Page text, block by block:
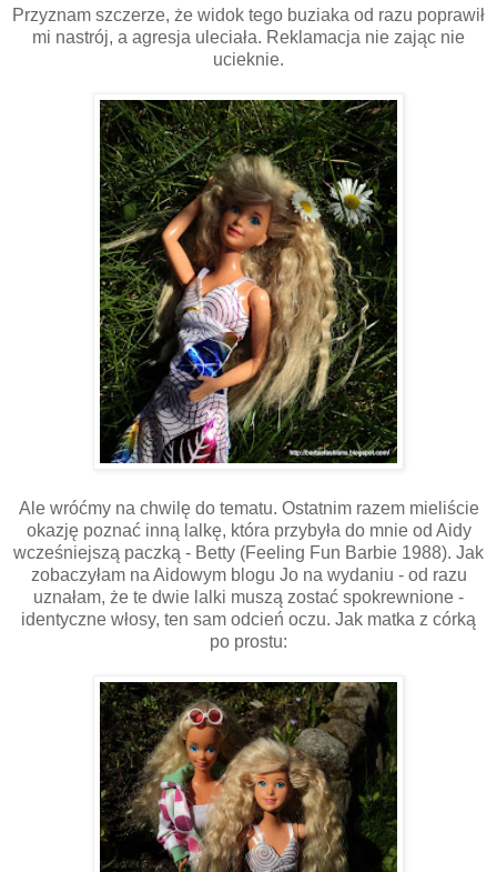
Przyznam szczerze, że widok tego buziaka od razu poprawił
mi nastrój, a agresja uleciała. Reklamacja nie zając nie
ucieknie.
Ale wróćmy na chwilę do tematu. Ostatnim razem mieliście
okazję poznać inną lalkę, która przybyła do mnie od Aidy
wcześniejszą paczką - Betty (Feeling Fun Barbie 1988). Jak
zobaczyłam na Aidowym blogu Jo na wydaniu - od razu
uznałam, że te dwie lalki muszą zostać spokrewnione -
identyczne włosy, ten sam odcień oczu. Jak matka z córką
po prostu: